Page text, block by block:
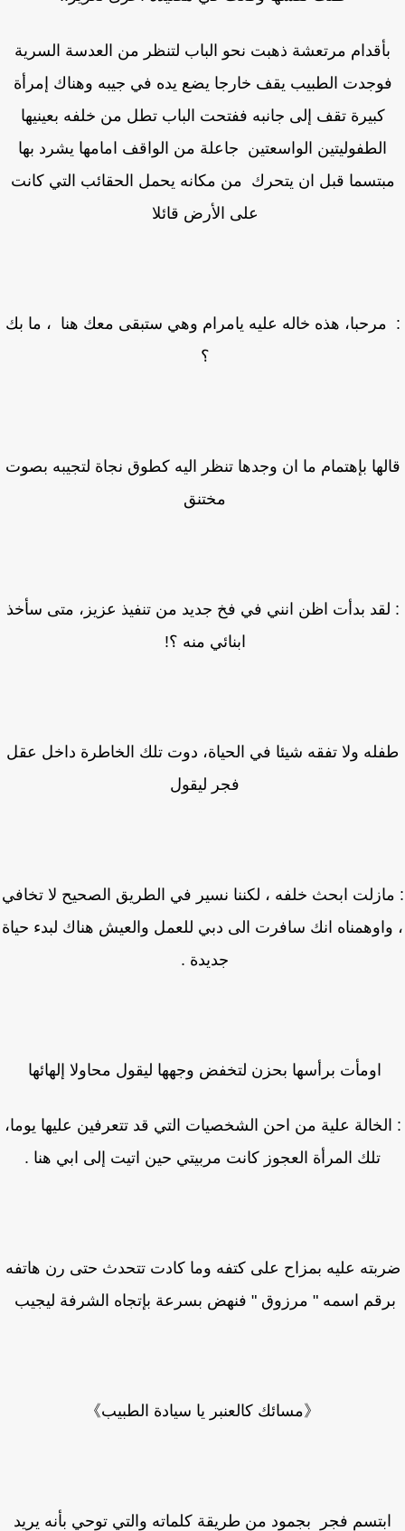
مرتعشة ذهبت نحو الباب لتنظر من العدسة السرية
الطبيب يقف خارجا يضع يده في جيبه وهناك إمرأة
كبيرة تقف إلى جانبه ففتحت الباب تطل من خلفه بعينيها
الطفوليتين الواسعتين جاعلة من الواقف امامها يشرد بها
قبل ان يتحرك من مكانه يحمل الحقائب التي كانت
على الأرض قائلا
هذه خاله عليه يامرام وهي ستبقى معك هنا ، ما بك
بإهتمام ما ان وجدها تنظر اليه كطوق نجاة لتجيبه بصوت
مختنق
بدأت اظن انني في فخ جديد من تنفيذ عزيز، متى سأخذ
ابنائي منه ؟!
ولا تفقه شيئا في الحياة، دوت تلك الخاطرة داخل عقل
فجر ليقول
ابحث خلفه ، لكننا نسير في الطريق الصحيح لا تخافي
انك سافرت الى دبي للعمل والعيش هناك لبدء حياة
جديدة .
اومأت برأسها بحزن لتخفض وجهها ليقول محاولا إلهائها
علية من احن الشخصيات التي قد تتعرفين عليها يوما،
تلك المرأة العجوز كانت مربيتي حين اتيت إلى ابي هنا .
عليه بمزاح على كتفه وما كادت تتحدث حتى رن هاتفه
اسمه " مرزوق " فنهض بسرعة بإتجاه الشرفة ليجيب
《مسائك كالعنبر يا سيادة الطبيب》
فجر بجمود من طريقة كلماته والتي توحي بأنه يريد